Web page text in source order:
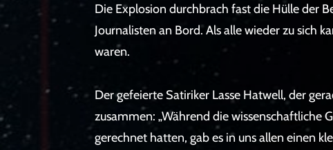
Die Explosion durchbrach fast die Hülle der
Journalisten an Bord. Als alle wieder zu sich
waren.
Der gefeierte Satiriker Lasse Hatwell, der
zusammen: „Während die
gerechnet hatten, gab es in uns allen einen